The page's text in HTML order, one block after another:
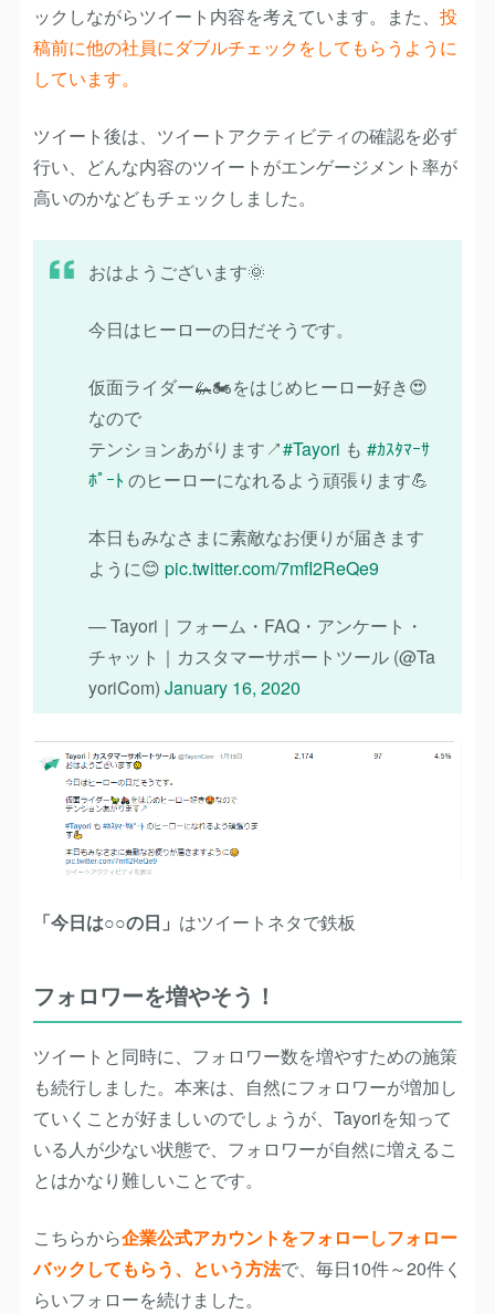
ックしながらツイート内容を考えています。また、 投
稿前に他の社員にダブルチェックをしてもらうように
しています。
ツイート後は、ツイートアクティビティの確認を必ず
行い、どんな内容のツイートがエンゲージメント率が
高いのかなどもチェックしました。
おはようございます🌞
今日はヒーローの日だそうです。
仮面ライダー🦗🏍️をはじめヒーロー好き😍
なので
テンションあがります↗️#Tayori も #ｶｽﾀﾏｰｻ
ﾎﾟｰﾄ のヒーローになれるよう頑張ります💪
本日もみなさまに素敵なお便りが届きます
ように😊 pic.twitter.com/7mfI2ReQe9
— Tayori｜フォーム・FAQ・アンケート・
チャット｜カスタマーサポートツール (@Ta
yoriCom) January 16, 2020
「今日は○○の日」 はツイートネタで鉄板
フォロワーを増やそう！
ツイートと同時に、フォロワー数を増やすための施策
も続行しました。本来は、自然にフォロワーが増加し
ていくことが好ましいのでしょうが、Tayoriを知って
いる人が少ない状態で、フォロワーが自然に増えるこ
とはかなり難しいことです。
こちらから企業公式アカウントをフォローしフォロー
バックしてもらう、という方法で、毎日10件～20件く
らいフォローを続けました。